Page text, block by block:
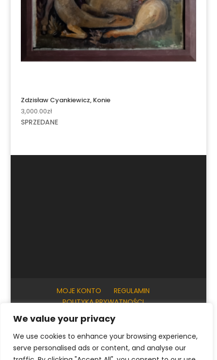
We value your privacy
We use cookies to enhance your browsing experience,
serve personalised ads or content, and analyse our
Zdzisław Cyankiewicz, Konie
3,000.00zł
SPRZEDANE
MOJE KONTO
REGULAMIN
POLITYKA PRYWATNOŚCI
INFORMACJE PRAKTYCZNE
© ArtKrak Auction House 2023